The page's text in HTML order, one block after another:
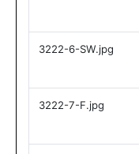
3222-6-SW.jpg
3222-7-F.jpg